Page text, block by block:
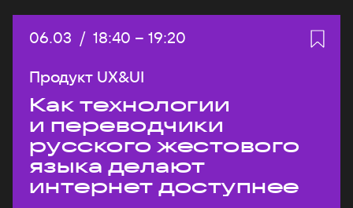
Дата:
06.03 / Начало:
18:40 – Конец:
19:20
Продукт UX&UI
Как технологии
и переводчики
русского жестового
языка делают
интернет доступнее